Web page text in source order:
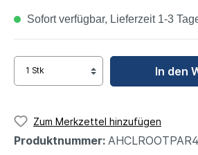
Sofort verfügbar, Lieferzeit 1-3
In den
Zum Merkzettel hinzufügen
Produktnummer: